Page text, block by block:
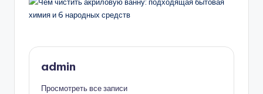
admin
Просмотреть все записи